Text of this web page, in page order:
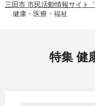
三田市 市民活動情報サイト
健康・医療・福祉
特集 健